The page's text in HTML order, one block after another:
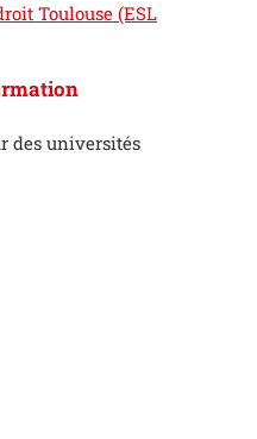
Toulouse (ESL
des universités